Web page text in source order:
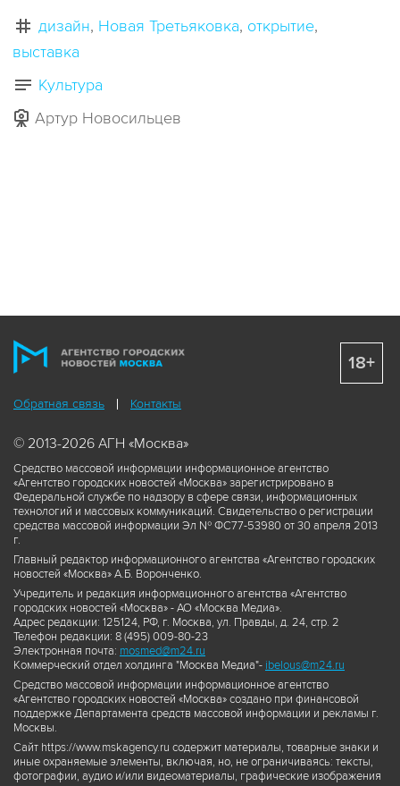
дизайн Новая Третьяковка открытие
выставка
Культура
Артур Новосильцев
Обратная связь Контакты
© 2013-2026 АГН «Москва»
Средство массовой информации информационное агентство
«Агентство городских новостей «Москва» зарегистрировано в
Федеральной службе по надзору в сфере связи, информационных
технологий и массовых коммуникаций. Свидетельство о регистрации
средства массовой информации Эл № ФС77-53980 от 30 апреля 2013
г.
Главный редактор информационного агентства «Агентство городских
новостей «Москва» А.Б. Воронченко.
Учредитель и редакция информационного агентства «Агентство
городских новостей «Москва» - АО «Москва Медиа».
Адрес редакции: 125124, РФ, г. Москва, ул. Правды, д. 24, стр. 2
Телефон редакции: 8 (495) 009-80-23
Электронная почта: mosmed@m24.ru
Коммерческий отдел холдинга "Москва Медиа"- ibelous@m24.ru
Средство массовой информации информационное агентство
«Агентство городских новостей «Москва» создано при финансовой
поддержке Департамента средств массовой информации и рекламы г.
Москвы.
Сайт https://www.mskagency.ru содержит материалы, товарные знаки и
иные охраняемые элементы, включая, но, не ограничиваясь: тексты,
фотографии, аудио и/или видеоматериалы, графические изображения
18+